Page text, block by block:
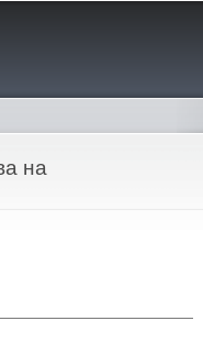
на